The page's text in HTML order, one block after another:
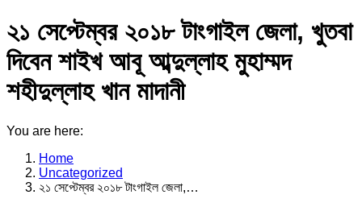
২১ সেপ্টেম্বর ২০১৮ টাংগাইল জেলা, খুতবা
দিবেন শাইখ আবূ আব্দুল্লাহ মুহাম্মদ
শহীদুল্লাহ খান মাদানী
You are here:
Home
Uncategorized
২১ সেপ্টেম্বর ২০১৮ টাংগাইল জেলা,…